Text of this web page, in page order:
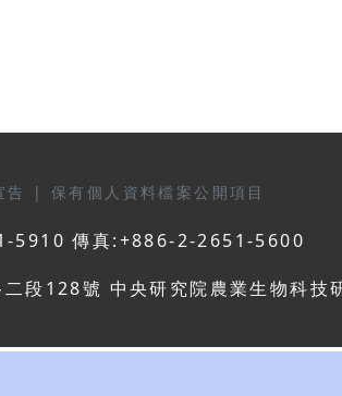
告 | 保有個人資料檔案公開項目
5910 傳真:+886-2-2651-5600
段128號 中央研究院農業生物科技